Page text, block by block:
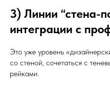
3) Линии “стена-
интеграции с
Это уже уровень
со стеной, сочетаться с
рейками.